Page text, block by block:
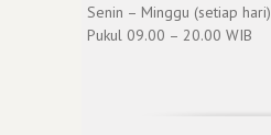
Senin – Minggu (setiap hari)
Pukul 09.00 – 20.00 WIB